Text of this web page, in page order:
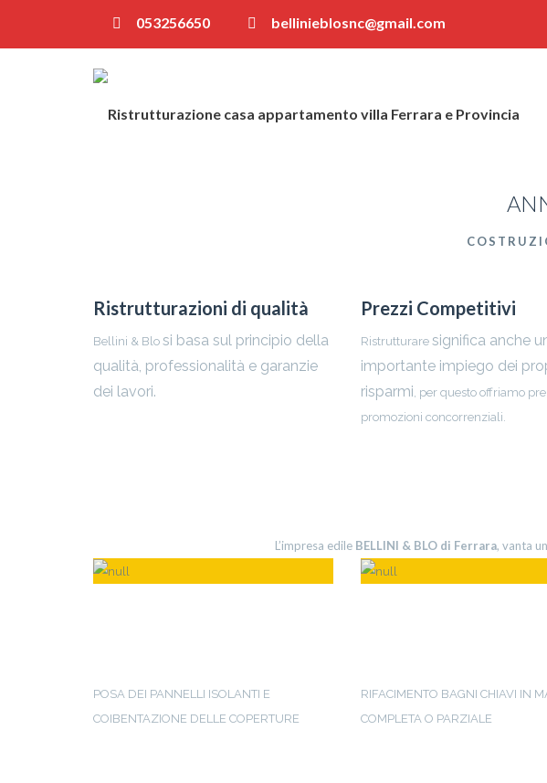
053256650 bellinieblosnc@gmail.com
Ristrutturazioni di qualità
Bellini & Blo si basa sul principio della
qualità, professionalità e garanzie
dei lavori.
Prezzi Competitivi
Ristrutturare significa anche
importante impiego dei
risparmi, per questo offriamo
promozioni concorrenziali.
L’impresa edile BELLINI & BLO di Ferrara, vanta
POSA DEI PANNELLI ISOLANTI E
COIBENTAZIONE DELLE COPERTURE
RIFACIMENTO BAGNI CHIAVI IN
COMPLETA O PARZIALE